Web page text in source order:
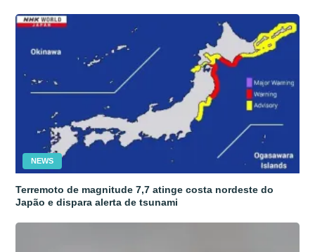
NEWS
Terremoto de magnitude 7,7 atinge costa nordeste do
Japão e dispara alerta de tsunami